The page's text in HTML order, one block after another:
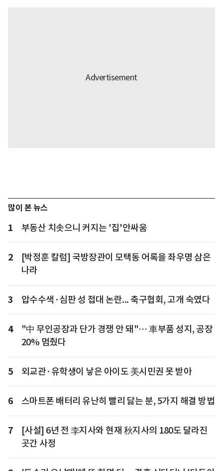
많이 본 뉴스
1 부동산 치솟으니 커지는 '집'안싸움
2
[박정훈 칼럼] 국방장관이 모택동 어록을 좌우명 삼은
나라
3 압수수색·심판 성 접대 논란... 축구협회, 고개 숙였다
4
"中 무인공장과 단가 경쟁 안 돼"… 車부품 성지, 공장
20% 멈췄다
5 외교관·유학생이 낳은 아이도 美시민권 못 받아
6 스마트폰 배터리 유난히 빨리 닳는 분, 5가지 해결 방법
7
[사설] 6년 전 李지사와 현재 秋지사의 180도 달라진
곳간 사정